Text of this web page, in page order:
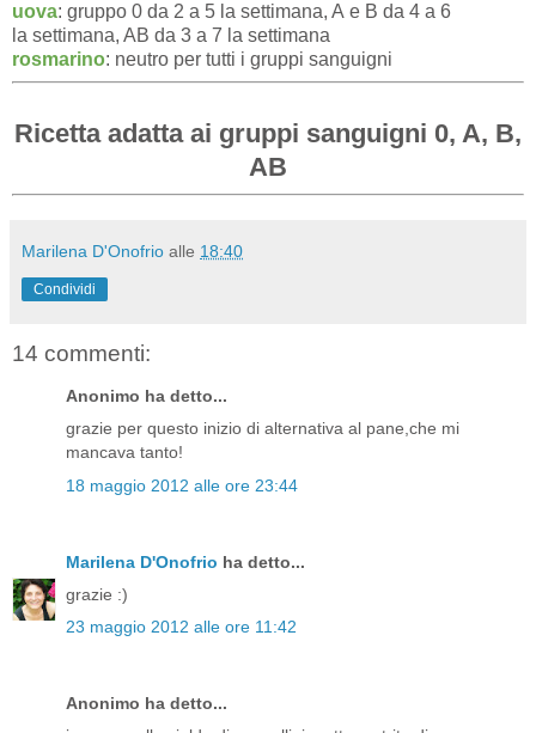
uova: gruppo 0 da 2 a 5 la settimana, A e B da 4 a 6
la settimana, AB da 3 a 7 la settimana
rosmarino: neutro per tutti i gruppi sanguigni
Ricetta adatta ai gruppi sanguigni 0, A, B,
AB
Marilena D'Onofrio alle 18:40
Condividi
14 commenti:
Anonimo ha detto...
grazie per questo inizio di alternativa al pane,che mi
mancava tanto!
18 maggio 2012 alle ore 23:44
Marilena D'Onofrio ha detto...
grazie :)
23 maggio 2012 alle ore 11:42
Anonimo ha detto...